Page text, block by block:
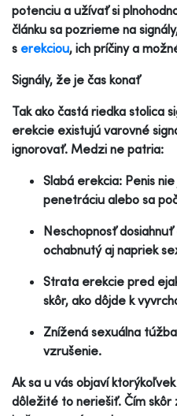
potenciu a užívať si
článku sa pozrieme na
s erekciou, ich príčiny a
Signály, že je čas konať
Tak ako častá riedka stolica
erekcie existujú varovné
ignorovať. Medzi ne patria:
Slabá erekcia: Penis
penetráciu alebo sa
Neschopnosť
ochabnutý aj napriek
Strata erekcie pred
skôr, ako dôjde k
Znížená sexuálna
vzrušenie.
Ak sa u vás objaví
dôležité to neriešiť. Čím